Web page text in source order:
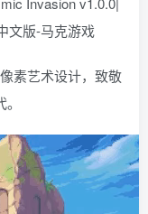
素艺术设计，致敬